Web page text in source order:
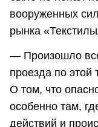
вооруженных
рынка
— Произошло
проезда по этой
О том, что
особенно там,
действий и